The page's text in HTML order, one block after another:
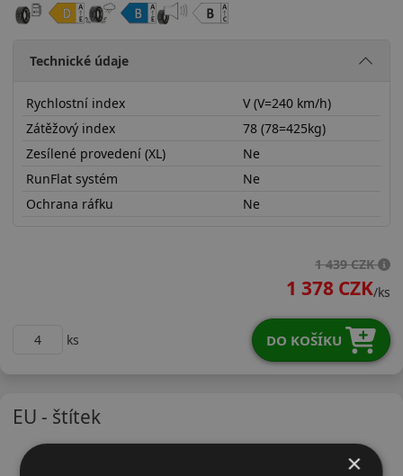
Technické údaje
Rychlostní index
V (V=240 km/h)
Zátěžový index
78 (78=425kg)
Zesílené provedení (XL)
Ne
RunFlat systém
Ne
Ochrana ráfku
Ne
1 439 CZK
1 378 CZK/ks
ks DO KOŠÍKU
EU - štítek
×